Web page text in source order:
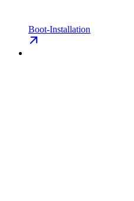
Boot-Installation